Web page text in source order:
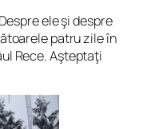
ele şi despre
patru zile în
Rece. Aşteptaţi